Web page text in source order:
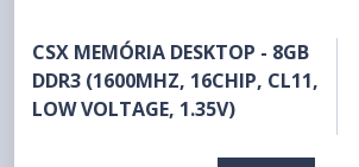
CSX MEMÓRIA DESKTOP - 8GB
DDR3 (1600MHZ, 16CHIP, CL11,
LOW VOLTAGE, 1.35V)